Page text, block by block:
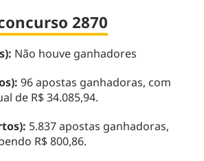
2870
Não houve ganhadores
96 apostas ganhadoras, com
de R$ 34.085,94.
5.837 apostas ganhadoras,
R$ 800,86.